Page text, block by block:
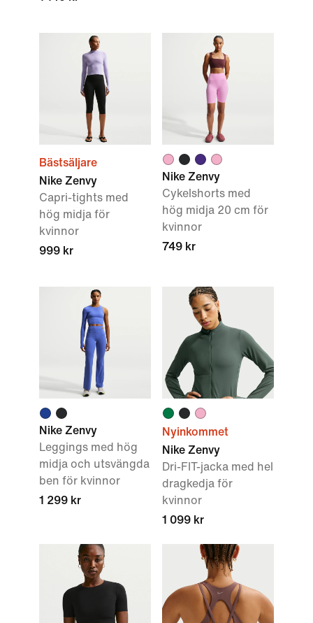
Bästsäljare
Nike Zenvy
Capri-tights med
hög midja för
kvinnor
999 kr
Nike Zenvy
Cykelshorts med
hög midja 20 cm för
kvinnor
749 kr
Nike Zenvy
Leggings med hög
midja och utsvängda
ben för kvinnor
1 299 kr
Nyinkommet
Nike Zenvy
Dri-FIT-jacka med hel
dragkedja för
kvinnor
1 099 kr